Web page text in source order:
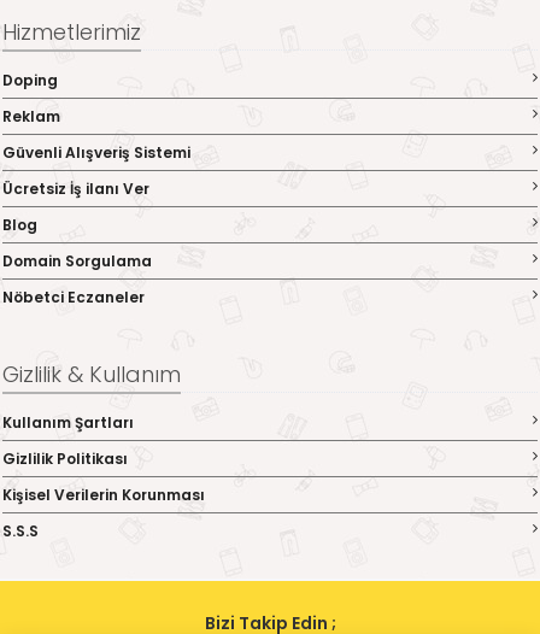
Hizmetlerimiz
Doping
Reklam
Güvenli Alışveriş Sistemi
Ücretsiz İş ilanı Ver
Blog
Domain Sorgulama
Nöbetci Eczaneler
Gizlilik & Kullanım
Kullanım Şartları
Gizlilik Politikası
Kişisel Verilerin Korunması
S.S.S
Bizi Takip Edin ;